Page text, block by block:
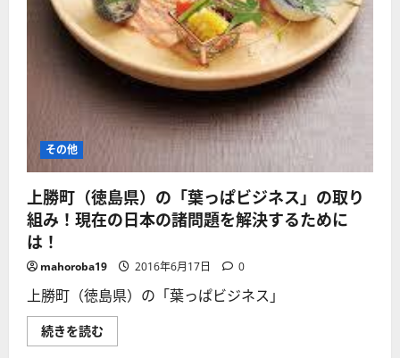
その他
上勝町（徳島県）の「葉っぱビジネス」の取り
組み！現在の日本の諸問題を解決するために
は！
mahoroba19 2016年6月17日 0
上勝町（徳島県）の「葉っぱビジネス」
続きを読む
勝